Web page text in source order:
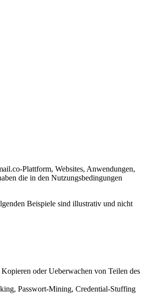
Plattform, Websites, Anwendungen,
die in den Nutzungsbedingungen
Beispiele sind illustrativ und nicht
oder Ueberwachen von Teilen des
Passwort-Mining, Credential-Stuffing